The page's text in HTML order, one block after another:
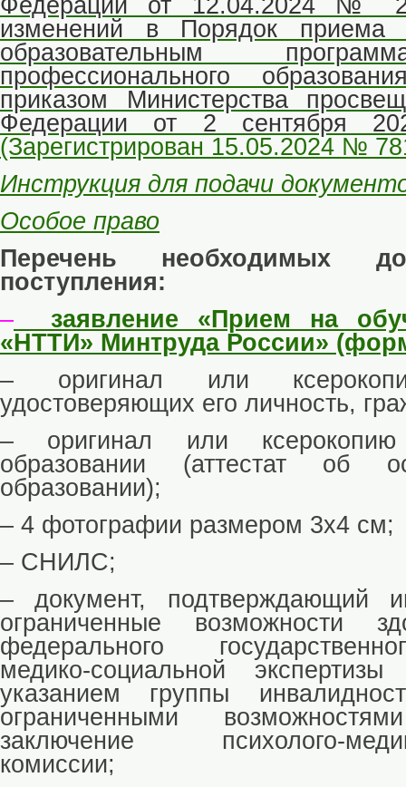
Федерации от 12.04.2024 №
изменений в Порядок приема
образовательным
профессионального
приказом Министерства
Федерации от 2 сентября
(Зарегистрирован 15.05.2024 №
Инструкция для подачи
Особое право
Перечень необходимых
поступления:
– заявление «Прием на
«НТТИ» Минтруда России»
– оригинал или
удостоверяющих его личность,
– оригинал или
образовании (аттестат об
образовании);
– 4 фотографии размером 3x4 см;
– СНИЛС;
– документ, подтверждающий
ограниченные возможности
федерального
медико-социальной
указанием группы
ограниченными
заключение психолого-
комиссии;